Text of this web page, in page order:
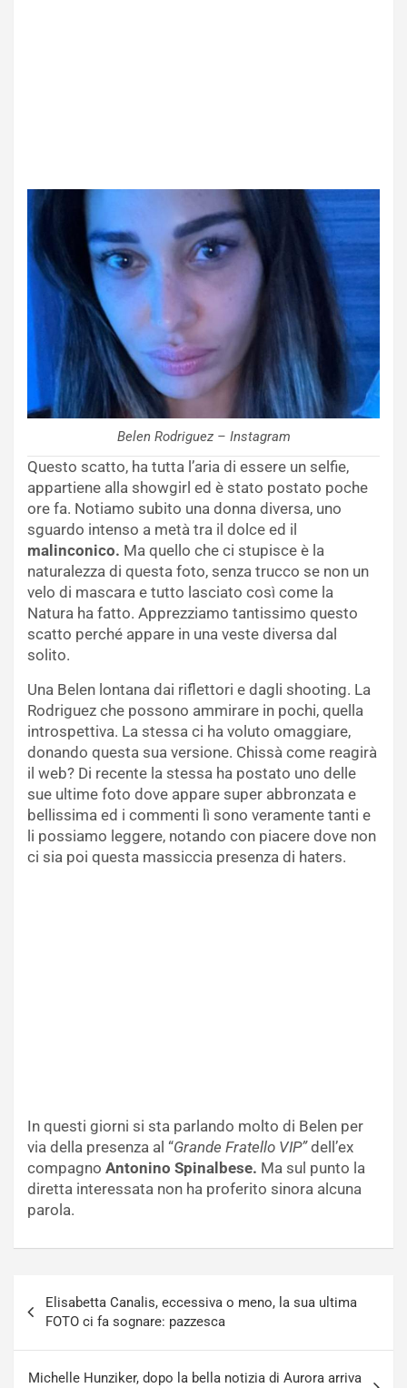
Belen Rodriguez – Instagram
Questo scatto, ha tutta l’aria di essere un selfie,
appartiene alla showgirl ed è stato postato poche
ore fa. Notiamo subito una donna diversa, uno
sguardo intenso a metà tra il dolce ed il
malinconico. Ma quello che ci stupisce è la
naturalezza di questa foto, senza trucco se non un
velo di mascara e tutto lasciato così come la
Natura ha fatto. Apprezziamo tantissimo questo
scatto perché appare in una veste diversa dal
solito.
Una Belen lontana dai riflettori e dagli shooting. La
Rodriguez che possono ammirare in pochi, quella
introspettiva. La stessa ci ha voluto omaggiare,
donando questa sua versione. Chissà come reagirà
il web? Di recente la stessa ha postato uno delle
sue ultime foto dove appare super abbronzata e
bellissima ed i commenti lì sono veramente tanti e
li possiamo leggere, notando con piacere dove non
ci sia poi questa massiccia presenza di haters.
In questi giorni si sta parlando molto di Belen per
via della presenza al “Grande Fratello VIP”dell’ex
compagno Antonino Spinalbese. Ma sul punto la
diretta interessata non ha proferito sinora alcuna
parola.
articoli
Elisabetta Canalis, eccessiva o meno, la sua ultima
FOTO ci fa sognare: pazzesca
Michelle Hunziker, dopo la bella notizia di Aurora arriva